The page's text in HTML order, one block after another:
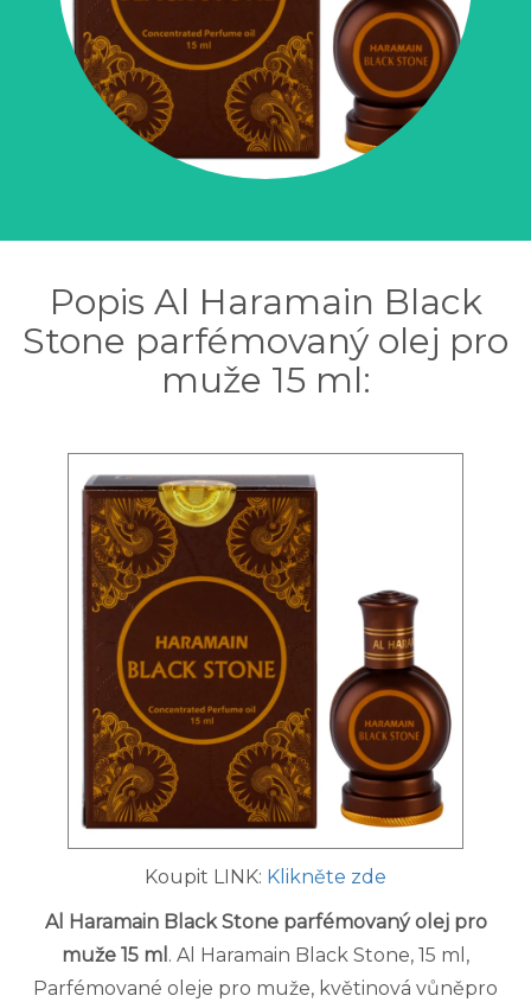
Popis Al Haramain Black
Stone parfémovaný olej pro
muže 15 ml:
Koupit LINK: Klikněte zde
Al Haramain Black Stone parfémovaný olej pro
muže 15 ml . Al Haramain Black Stone, 15 ml,
Parfémované oleje pro muže, květinová vůněpro